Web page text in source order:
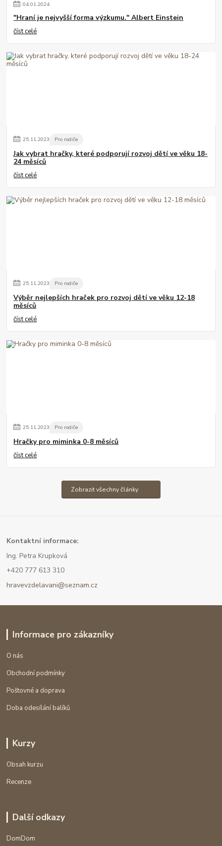
04.01.2024
"Hraní je nejvyšší forma výzkumu." Albert Einstein
číst celé
25.11.2023 Pro rodiče
Jak vybrat hračky, které podporují rozvoj dětí ve věku 18-
24 měsíců
číst celé
25.11.2023 Pro rodiče
Výběr nejlepších hraček pro rozvoj dětí ve věku 12-18
měsíců
číst celé
25.11.2023 Pro rodiče
Hračky pro miminka 0-8 měsíců
číst celé
Zobrazit všechny články
Kontaktní informace:
Ing. Petra Krupková
+420 777 613 310
hravevzdelavani@seznam.cz
Informace pro zákazníky
O nás
Obchodní podmínky
Poštovné a doprava
Doba odesílání balíků
Kurzy
Obsah kurzu
Recenze
Další odkazy
DomDom